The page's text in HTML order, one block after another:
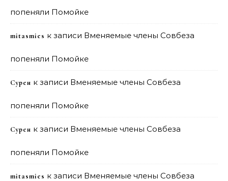
попеняли Помойке
mitasmies к записи Вменяемые члены Совбеза
попеняли Помойке
Сурен к записи Вменяемые члены Совбеза
попеняли Помойке
Сурен к записи Вменяемые члены Совбеза
попеняли Помойке
mitasmies к записи Вменяемые члены Совбеза